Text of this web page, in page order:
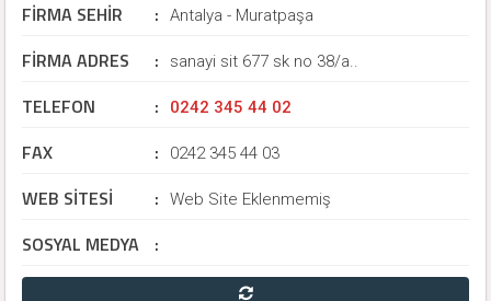
FİRMA SEHİR : Antalya - Muratpaşa
FİRMA ADRES : sanayi sit 677 sk no 38/a..
TELEFON : 0242 345 44 02
FAX : 0242 345 44 03
WEB SİTESİ : Web Site Eklenmemiş
SOSYAL MEDYA :